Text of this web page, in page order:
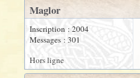
Maglor
Inscription : 2004
Messages : 301
Hors ligne